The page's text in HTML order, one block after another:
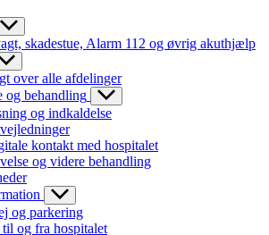
skadestue, Alarm 112 og øvrig akuthjælp
over alle afdelinger
og behandling
og indkaldelse
kontakt med hospitalet
og videre behandling
og parkering
og fra hospitalet